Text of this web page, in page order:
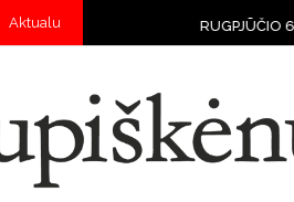
Aktualu RUGPJŪČIO 6 D.